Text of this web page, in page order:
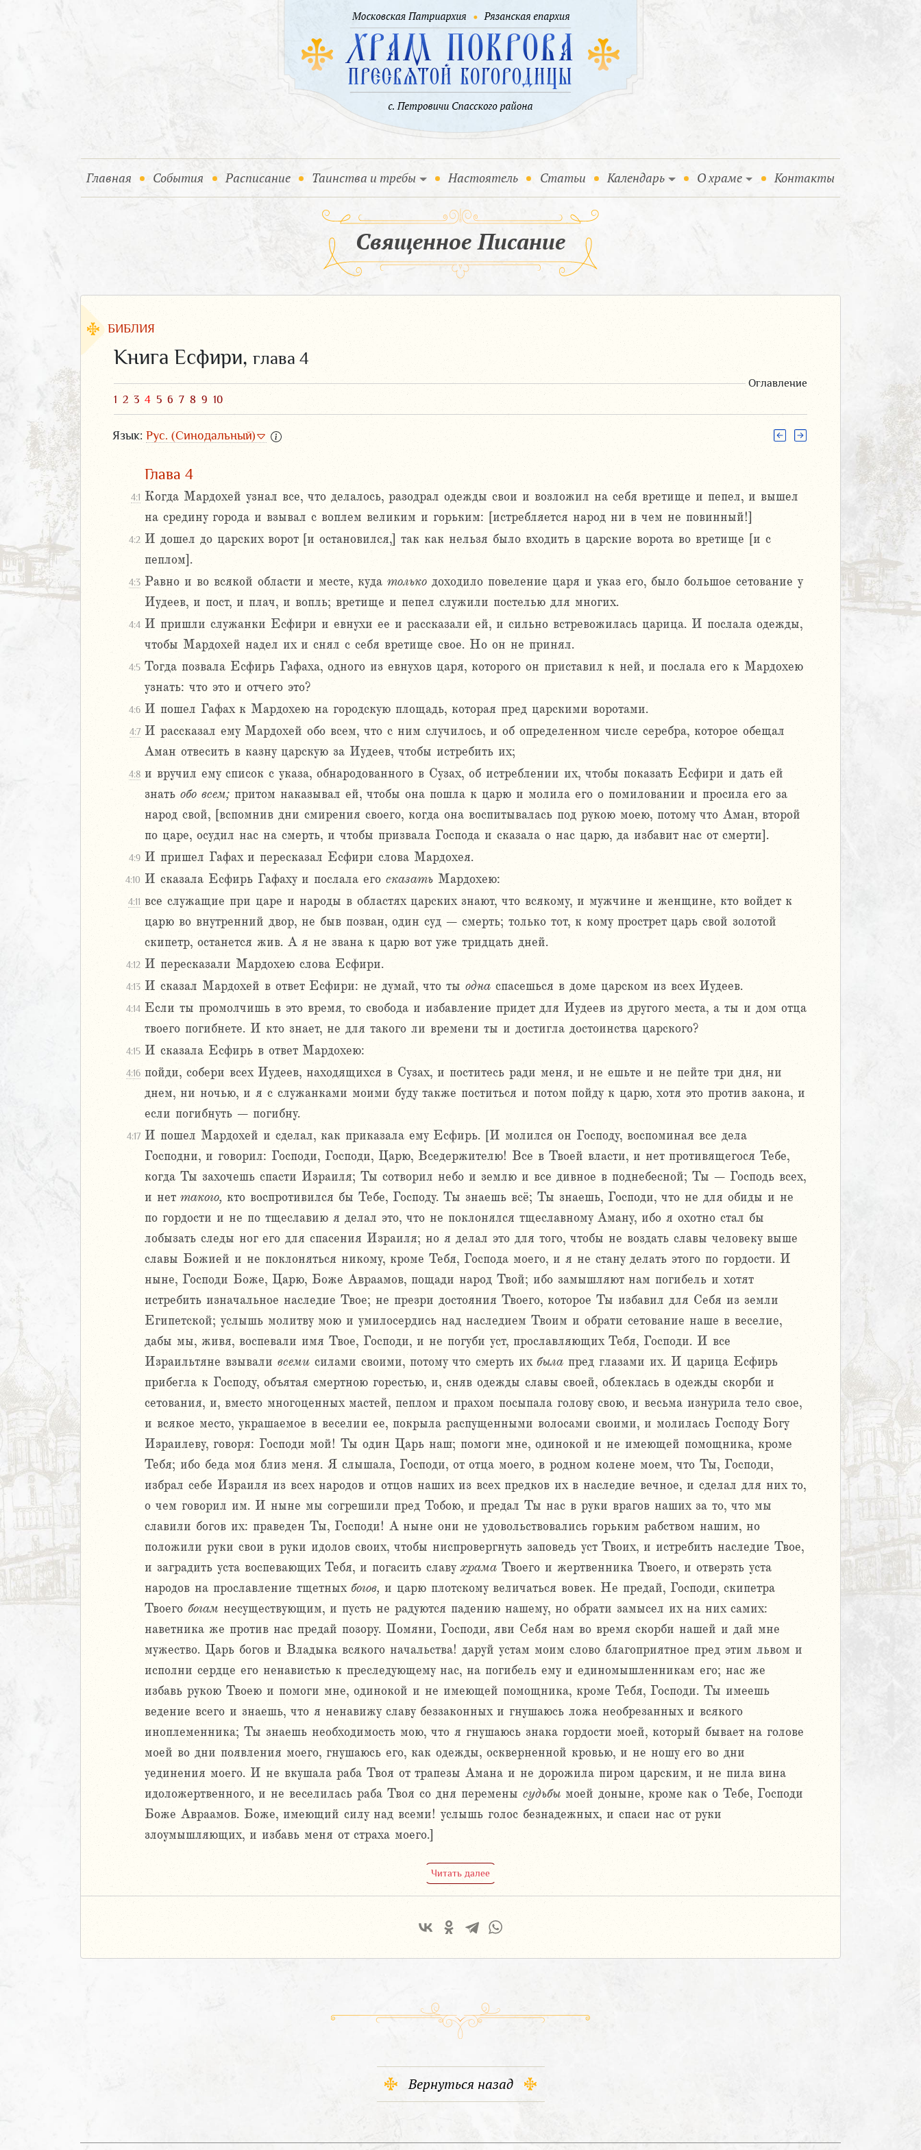
Главная (current)
События (current)
Расписание Таинства и требы Настоятель Статьи Календарь О храме Контакты
Священное Писание
БИБЛИЯ
Книга Есфири, глава 4
Оглавление
1 2 3 4 5 6 7 8 9 10
Язык: Рус. (Синодальный)
Глава 4
4:1 Когда Мардохей узнал все, что делалось, разодрал одежды свои и возложил на себя вретище и пепел, и вышел
на средину города и взывал с воплем великим и горьким: [истребляется народ ни в чем не повинный!]
4:2 И дошел до царских ворот [и остановился,] так как нельзя было входить в царские ворота во вретище [и с
пеплом].
4:3 Равно и во всякой области и месте, куда только доходило повеление царя и указ его, было большое сетование у
Иудеев, и пост, и плач, и вопль; вретище и пепел служили постелью для многих.
4:4 И пришли служанки Есфири и евнухи ее и рассказали ей, и сильно встревожилась царица. И послала одежды,
чтобы Мардохей надел их и снял с себя вретище свое. Но он не принял.
4:5 Тогда позвала Есфирь Гафаха, одного из евнухов царя, которого он приставил к ней, и послала его к Мардохею
узнать: что это и отчего это?
4:6 И пошел Гафах к Мардохею на городскую площадь, которая пред царскими воротами.
4:7 И рассказал ему Мардохей обо всем, что с ним случилось, и об определенном числе серебра, которое обещал
Аман отвесить в казну царскую за Иудеев, чтобы истребить их;
4:8 и вручил ему список с указа, обнародованного в Сузах, об истреблении их, чтобы показать Есфири и дать ей
знать обо всем; притом наказывал ей, чтобы она пошла к царю и молила его о помиловании и просила его за
народ свой, [вспомнив дни смирения своего, когда она воспитывалась под рукою моею, потому что Аман, второй
по царе, осудил нас на смерть, и чтобы призвала Господа и сказала о нас царю, да избавит нас от смерти].
4:9 И пришел Гафах и пересказал Есфири слова Мардохея.
4:10 И сказала Есфирь Гафаху и послала его сказать Мардохею:
4:11 все служащие при царе и народы в областях царских знают, что всякому, и мужчине и женщине, кто войдет к
царю во внутренний двор, не быв позван, один суд – смерть; только тот, к кому прострет царь свой золотой
скипетр, останется жив. А я не звана к царю вот уже тридцать дней.
4:12 И пересказали Мардохею слова Есфири.
4:13 И сказал Мардохей в ответ Есфири: не думай, что ты одна спасешься в доме царском из всех Иудеев.
4:14 Если ты промолчишь в это время, то свобода и избавление придет для Иудеев из другого места, а ты и дом отца
твоего погибнете. И кто знает, не для такого ли времени ты и достигла достоинства царского?
4:15 И сказала Есфирь в ответ Мардохею:
4:16 пойди, собери всех Иудеев, находящихся в Сузах, и поститесь ради меня, и не ешьте и не пейте три дня, ни
днем, ни ночью, и я с служанками моими буду также поститься и потом пойду к царю, хотя это против закона, и
если погибнуть – погибну.
4:17 И пошел Мардохей и сделал, как приказала ему Есфирь. [И молился он Господу, воспоминая все дела
Господни, и говорил: Господи, Господи, Царю, Вседержителю! Все в Твоей власти, и нет противящегося Тебе,
когда Ты захочешь спасти Израиля; Ты сотворил небо и землю и все дивное в поднебесной; Ты – Господь всех,
и нет такого, кто воспротивился бы Тебе, Господу. Ты знаешь всё; Ты знаешь, Господи, что не для обиды и не
по гордости и не по тщеславию я делал это, что не поклонялся тщеславному Аману, ибо я охотно стал бы
лобызать следы ног его для спасения Израиля; но я делал это для того, чтобы не воздать славы человеку выше
славы Божией и не поклоняться никому, кроме Тебя, Господа моего, и я не стану делать этого по гордости. И
ныне, Господи Боже, Царю, Боже Авраамов, пощади народ Твой; ибо замышляют нам погибель и хотят
истребить изначальное наследие Твое; не презри достояния Твоего, которое Ты избавил для Себя из земли
Египетской; услышь молитву мою и умилосердись над наследием Твоим и обрати сетование наше в веселие,
дабы мы, живя, воспевали имя Твое, Господи, и не погуби уст, прославляющих Тебя, Господи. И все
Израильтяне взывали всеми силами своими, потому что смерть их была пред глазами их. И царица Есфирь
прибегла к Господу, объятая смертною горестью, и, сняв одежды славы своей, облеклась в одежды скорби и
сетования, и, вместо многоценных мастей, пеплом и прахом посыпала голову свою, и весьма изнурила тело свое,
и всякое место, украшаемое в веселии ее, покрыла распущенными волосами своими, и молилась Господу Богу
Израилеву, говоря: Господи мой! Ты один Царь наш; помоги мне, одинокой и не имеющей помощника, кроме
Тебя; ибо беда моя близ меня. Я слышала, Господи, от отца моего, в родном колене моем, что Ты, Господи,
избрал себе Израиля из всех народов и отцов наших из всех предков их в наследие вечное, и сделал для них то,
о чем говорил им. И ныне мы согрешили пред Тобою, и предал Ты нас в руки врагов наших за то, что мы
славили богов их: праведен Ты, Господи! А ныне они не удовольствовались горьким рабством нашим, но
положили руки свои в руки идолов своих, чтобы ниспровергнуть заповедь уст Твоих, и истребить наследие Твое,
и заградить уста воспевающих Тебя, и погасить славухрама Твоего и жертвенника Твоего, и отверзть уста
народов на прославление тщетных богов, и царю плотскому величаться вовек. Не предай, Господи, скипетра
Твоего богам несуществующим, и пусть не радуются падению нашему, но обрати замысел их на них самих:
наветника же против нас предай позору. Помяни, Господи, яви Себя нам во время скорби нашей и дай мне
мужество. Царь богов и Владыка всякого начальства! даруй устам моим слово благоприятное пред этим львом и
исполни сердце его ненавистью к преследующему нас, на погибель ему и единомышленникам его; нас же
избавь рукою Твоею и помоги мне, одинокой и не имеющей помощника, кроме Тебя, Господи. Ты имеешь
ведение всего и знаешь, что я ненавижу славу беззаконных и гнушаюсь ложа необрезанных и всякого
иноплеменника; Ты знаешь необходимость мою, что я гнушаюсь знака гордости моей, который бывает на голове
моей во дни появления моего, гнушаюсь его, как одежды, оскверненной кровью, и не ношу его во дни
уединения моего. И не вкушала раба Твоя от трапезы Амана и не дорожила пиром царским, и не пила вина
идоложертвенного, и не веселилась раба Твоя со дня перемены судьбы моей доныне, кроме как о Тебе, Господи
Боже Авраамов. Боже, имеющий силу над всеми! услышь голос безнадежных, и спаси нас от руки
злоумышляющих, и избавь меня от страха моего.]
Читать далее
Вернуться назад